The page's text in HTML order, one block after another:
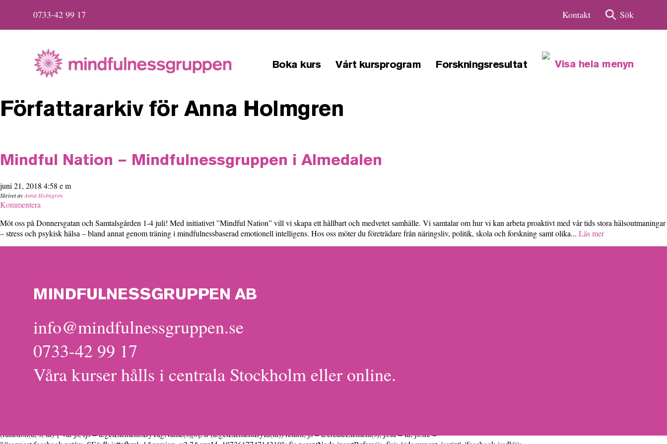
0733-42 99 17 Kontakt Sök
Visa hela menyn
Boka kurs Vårt kursprogram Forskningsresultat
Författararkiv för Anna Holmgren
Mindful Nation – Mindfulnessgruppen i Almedalen
juni 21, 2018 4:58 e m
Skrivet avAnna Holmgren
Kommentera
Möt oss på Donnersgatan och Samtalsgården 1-4 juli! Med initiativet ”Mindful Nation” vill vi skapa ett hållbart och medvetet samhälle. Vi samtalar om hur vi kan arbeta proaktivt med vår tids stora hälsoutmaningar
– stress och psykisk hälsa – bland annat genom träning i mindfulnessbaserad emotionell intelligens. Hos oss möter du företrädare från näringsliv, politik, skola och forskning samt olika... Läs mer
MINDFULNESSGRUPPEN AB
info@mindfulnessgruppen.se
0733-42 99 17
Våra kurser hålls i centrala Stockholm eller online.
(function(d, s, id) { var js, fjs = d.getElementsByTagName(s)[0]; if (d.getElementById(id)) return; js = d.createElement(s); js.id = id; js.src =